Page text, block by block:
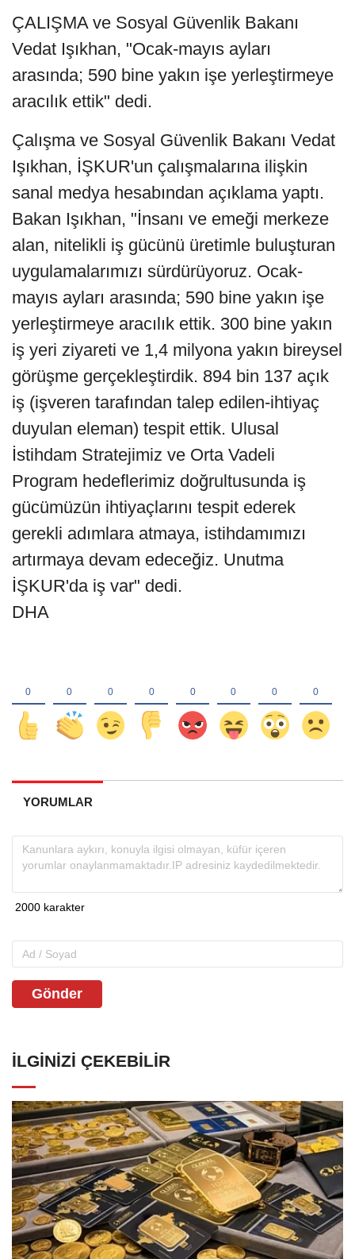
ÇALIŞMA ve Sosyal Güvenlik Bakanı
Vedat Işıkhan, "Ocak-mayıs ayları
arasında; 590 bine yakın işe yerleştirmeye
aracılık ettik" dedi.
Çalışma ve Sosyal Güvenlik Bakanı Vedat
Işıkhan, İŞKUR'un çalışmalarına ilişkin
sanal medya hesabından açıklama yaptı.
Bakan Işıkhan, "İnsanı ve emeği merkeze
alan, nitelikli iş gücünü üretimle buluşturan
uygulamalarımızı sürdürüyoruz. Ocak-
mayıs ayları arasında; 590 bine yakın işe
yerleştirmeye aracılık ettik. 300 bine yakın
iş yeri ziyareti ve 1,4 milyona yakın bireysel
görüşme gerçekleştirdik. 894 bin 137 açık
iş (işveren tarafından talep edilen-ihtiyaç
duyulan eleman) tespit ettik. Ulusal
İstihdam Stratejimiz ve Orta Vadeli
Program hedeflerimiz doğrultusunda iş
gücümüzün ihtiyaçlarını tespit ederek
gerekli adımlara atmaya, istihdamımızı
artırmaya devam edeceğiz. Unutma
İŞKUR'da iş var" dedi.
DHA
YORUMLAR
Gönder
İLGINIZI ÇEKEBILIR